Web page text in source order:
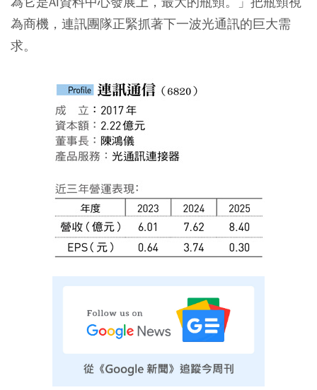
為商機，連訊團隊正緊抓著下一波光通訊的巨大需
求。